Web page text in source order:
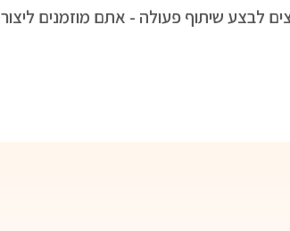
לבצע שיתוף פעולה - אתם מוזמנים ליצור